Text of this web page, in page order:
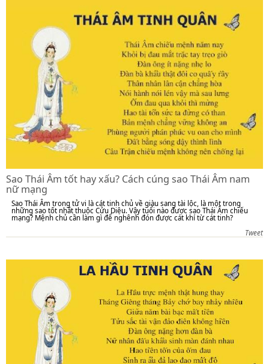
Sao Thái Âm tốt hay xấu? Cách cúng sao Thái Âm nam
nữ mạng
Sao Thái Âm trong tử vi là cát tinh chủ về giàu sang tài lộc, là một trong
những sao tốt nhất thuộc Cửu Diệu. Vậy tuổi nào được sao Thái Âm chiếu
mạng? Mệnh chủ cần làm gì để nghênh đón được cát khí từ cát tinh?
Tweet